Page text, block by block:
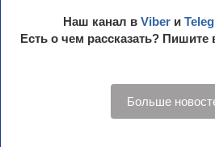
Наш канал в Viber и
Есть о чем рассказать? Пишите
Больше